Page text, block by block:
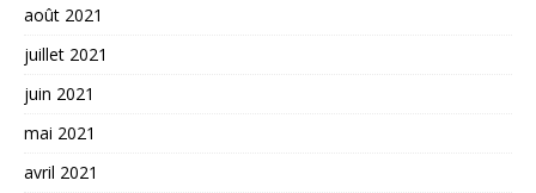
août 2021
juillet 2021
juin 2021
mai 2021
avril 2021